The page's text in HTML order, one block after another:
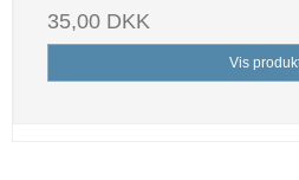
35,00 DKK
Vis